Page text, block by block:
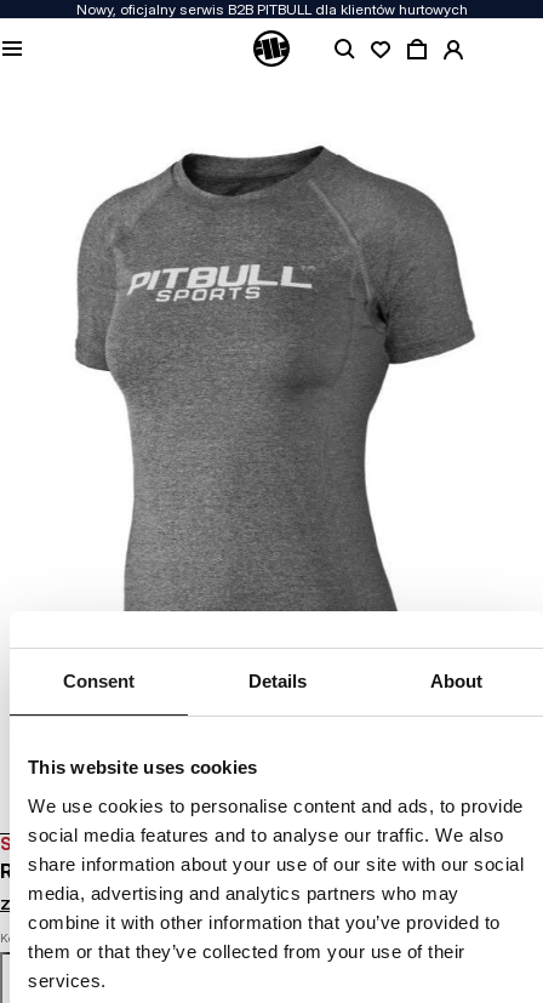
Consent Details About
This website uses cookies
We use cookies to personalise content and ads, to provide
social media features and to analyse our traffic. We also
share information about your use of our site with our social
media, advertising and analytics partners who may
combine it with other information that you’ve provided to
them or that they’ve collected from your use of their
services.
Nowy, oficjalny serwis B2B PITBULL dla klientów hurtowych
SALE
RASHGUARD DAMSKI BASIC 18
Zaloguj się by zobaczyć ceny
Kolor: grey